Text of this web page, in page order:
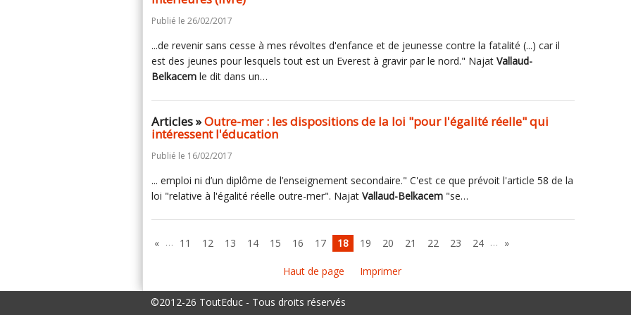
Publié le 26/02/2017
...de revenir sans cesse à mes révoltes d'enfance et de jeunesse contre la fatalité (...) car il
est des jeunes pour lesquels tout est un Everest à gravir par le nord." Najat Vallaud-
Belkacem le dit dans un…
Articles »Outre-mer : les dispositions de la loi "pour l'égalité réelle" qui
intéressent l'éducation
Publié le 16/02/2017
... emploi ni d’un diplôme de l’enseignement secondaire." C'est ce que prévoit l'article 58 de la
loi "relative à l'égalité réelle outre-mer". Najat Vallaud-Belkacem "se…
« … 11 12 13 14 15 16 17 18 19 20 21 22 23 24 … »
Haut de page Imprimer
©2012-26 ToutEduc - Tous droits réservés